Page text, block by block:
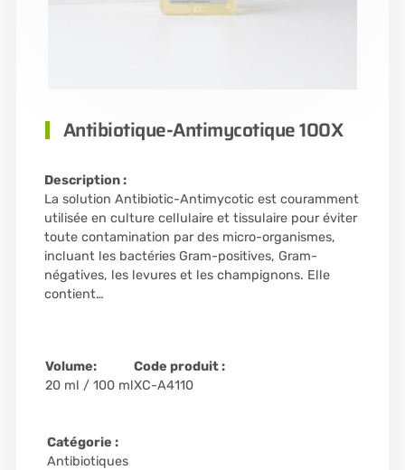
Antibiotique-Antimycotique 100X
Description :
La solution Antibiotic-Antimycotic est couramment
utilisée en culture cellulaire et tissulaire pour éviter
toute contamination par des micro-organismes,
incluant les bactéries Gram-positives, Gram-
négatives, les levures et les champignons. Elle
contient…
Volume:
20 ml / 100 ml
Code produit :
XC-A4110
Catégorie :
Antibiotiques